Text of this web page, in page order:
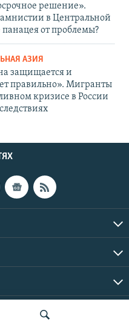
решение».
в Центральной
от проблемы?
АЗИЯ
защищается и
правильно». Мигранты
кризисе в России
Inc. | Все права защищены.